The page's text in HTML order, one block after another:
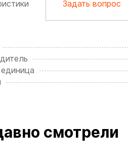
Задать вопрос
смотрели